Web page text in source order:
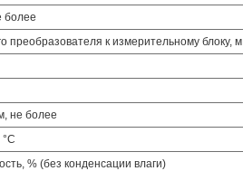
более
преобразователя к измерительному блоку, м
не более
°С
% (без конденсации влаги)